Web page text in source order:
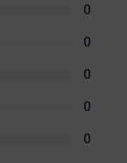
0
0
0
0
0